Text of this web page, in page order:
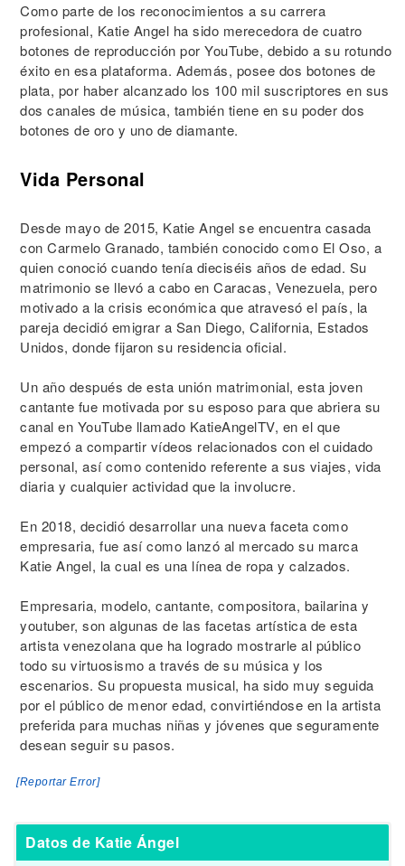
Como parte de los reconocimientos a su carrera
profesional, Katie Angel ha sido merecedora de cuatro
botones de reproducción por YouTube, debido a su rotundo
éxito en esa plataforma. Además, posee dos botones de
plata, por haber alcanzado los 100 mil suscriptores en sus
dos canales de música, también tiene en su poder dos
botones de oro y uno de diamante.
Vida Personal
Desde mayo de 2015, Katie Angel se encuentra casada
con Carmelo Granado, también conocido como El Oso, a
quien conoció cuando tenía dieciséis años de edad. Su
matrimonio se llevó a cabo en Caracas, Venezuela, pero
motivado a la crisis económica que atravesó el país, la
pareja decidió emigrar a San Diego, California, Estados
Unidos, donde fijaron su residencia oficial.
Un año después de esta unión matrimonial, esta joven
cantante fue motivada por su esposo para que abriera su
canal en YouTube llamado KatieAngelTV, en el que
empezó a compartir vídeos relacionados con el cuidado
personal, así como contenido referente a sus viajes, vida
diaria y cualquier actividad que la involucre.
En 2018, decidió desarrollar una nueva faceta como
empresaria, fue así como lanzó al mercado su marca
Katie Angel, la cual es una línea de ropa y calzados.
Empresaria, modelo, cantante, compositora, bailarina y
youtuber, son algunas de las facetas artística de esta
artista venezolana que ha logrado mostrarle al público
todo su virtuosismo a través de su música y los
escenarios. Su propuesta musical, ha sido muy seguida
por el público de menor edad, convirtiéndose en la artista
preferida para muchas niñas y jóvenes que seguramente
desean seguir su pasos.
[Reportar Error]
Datos de Katie Ángel